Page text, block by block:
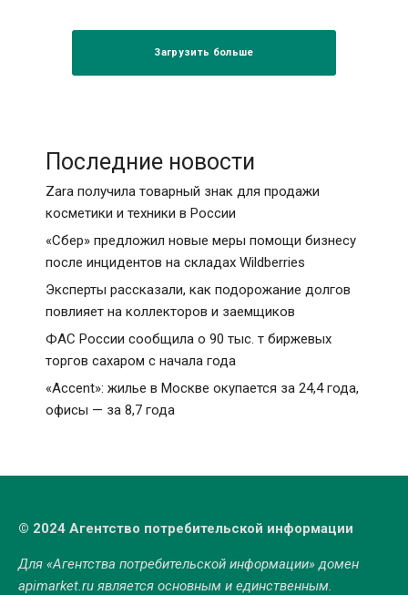
Загрузить больше
Последние новости
Zara получила товарный знак для продажи
косметики и техники в России
«Сбер» предложил новые меры помощи бизнесу
после инцидентов на складах Wildberries
Эксперты рассказали, как подорожание долгов
повлияет на коллекторов и заемщиков
ФАС России сообщила о 90 тыс. т биржевых
торгов сахаром с начала года
«Accent»: жилье в Москве окупается за 24,4 года,
офисы — за 8,7 года
© 2024 Агентство потребительской информации
Для «Агентства потребительской информации» домен
apimarket.ru является основным и единственным.